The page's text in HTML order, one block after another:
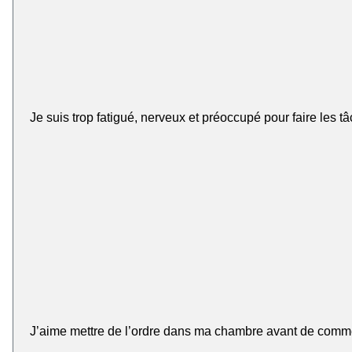
Je suis trop fatigué, nerveux et préoccupé pour faire les
J’aime mettre de l’ordre dans ma chambre avant de